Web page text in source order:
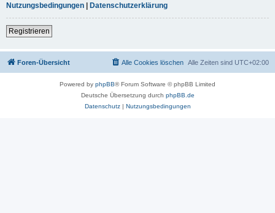
Nutzungsbedingungen | Datenschutzerklärung
Registrieren
Foren-Übersicht Alle Zeiten sind UTC+02:00
Alle Cookies löschen
Powered by phpBB® Forum Software © phpBB Limited
Deutsche Übersetzung durch phpBB.de
Datenschutz| Nutzungsbedingungen